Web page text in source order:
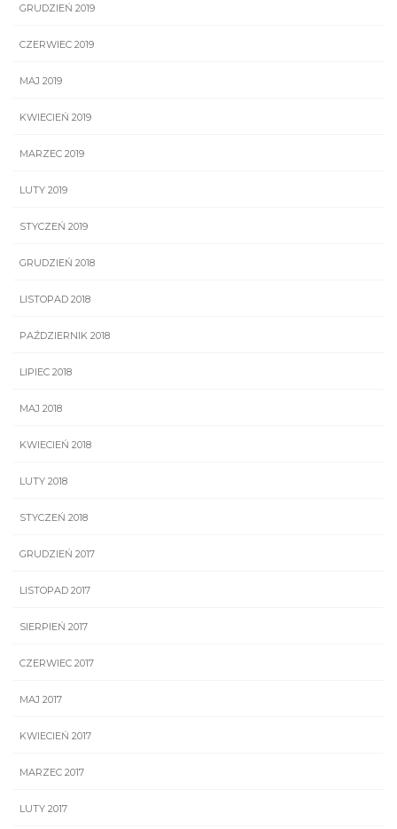
GRUDZIEŃ 2019
CZERWIEC 2019
MAJ 2019
KWIECIEŃ 2019
MARZEC 2019
LUTY 2019
STYCZEŃ 2019
GRUDZIEŃ 2018
LISTOPAD 2018
PAŹDZIERNIK 2018
LIPIEC 2018
MAJ 2018
KWIECIEŃ 2018
LUTY 2018
STYCZEŃ 2018
GRUDZIEŃ 2017
LISTOPAD 2017
SIERPIEŃ 2017
CZERWIEC 2017
MAJ 2017
KWIECIEŃ 2017
MARZEC 2017
LUTY 2017